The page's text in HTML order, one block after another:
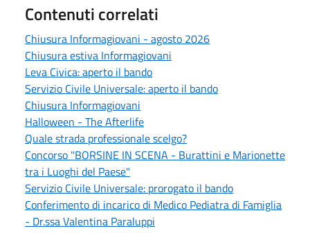
Contenuti correlati
Chiusura Informagiovani - agosto 2026
Chiusura estiva Informagiovani
Leva Civica: aperto il bando
Servizio Civile Universale: aperto il bando
Chiusura Informagiovani
Halloween - The Afterlife
Quale strada professionale scelgo?
Concorso "BORSINE IN SCENA - Burattini e Marionette
tra i Luoghi del Paese"
Servizio Civile Universale: prorogato il bando
Conferimento di incarico di Medico Pediatra di Famiglia
- Dr.ssa Valentina Paraluppi